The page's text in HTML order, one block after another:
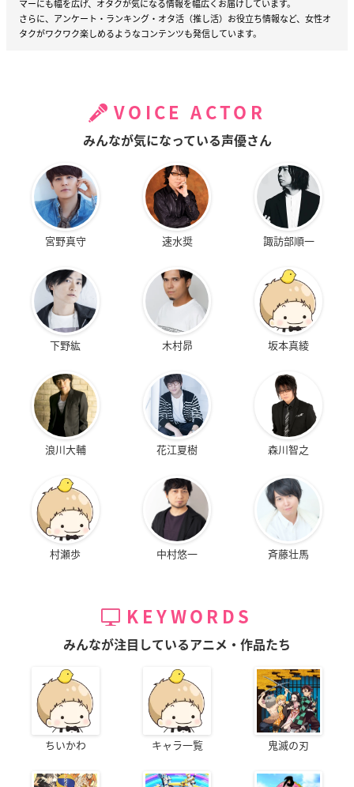
マーにも幅を広げ、オタクが気になる情報を幅広くお届けしています。
さらに、アンケート・ランキング・オタ活（推し活）お役立ち情報など、女性オ
タクがワクワク楽しめるようなコンテンツも発信しています。
VOICE ACTOR
みんなが気になっている声優さん
宮野真守 速水奨 諏訪部順一
下野紘 木村昴 坂本真綾
浪川大輔 花江夏樹 森川智之
村瀬歩 中村悠一 斉藤壮馬
KEYWORDS
みんなが注目しているアニメ・作品たち
ちいかわ キャラ一覧 鬼滅の刃